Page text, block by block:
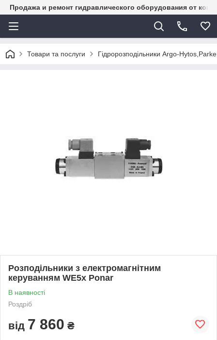
Продажа и ремонт гидравлического оборудования от
Товари та послуги Гідророзподільники Argo-
Розподільники з електромагнітним
керуванням WE5x Ponar
В наявності
Роздріб
від 7 860 ₴